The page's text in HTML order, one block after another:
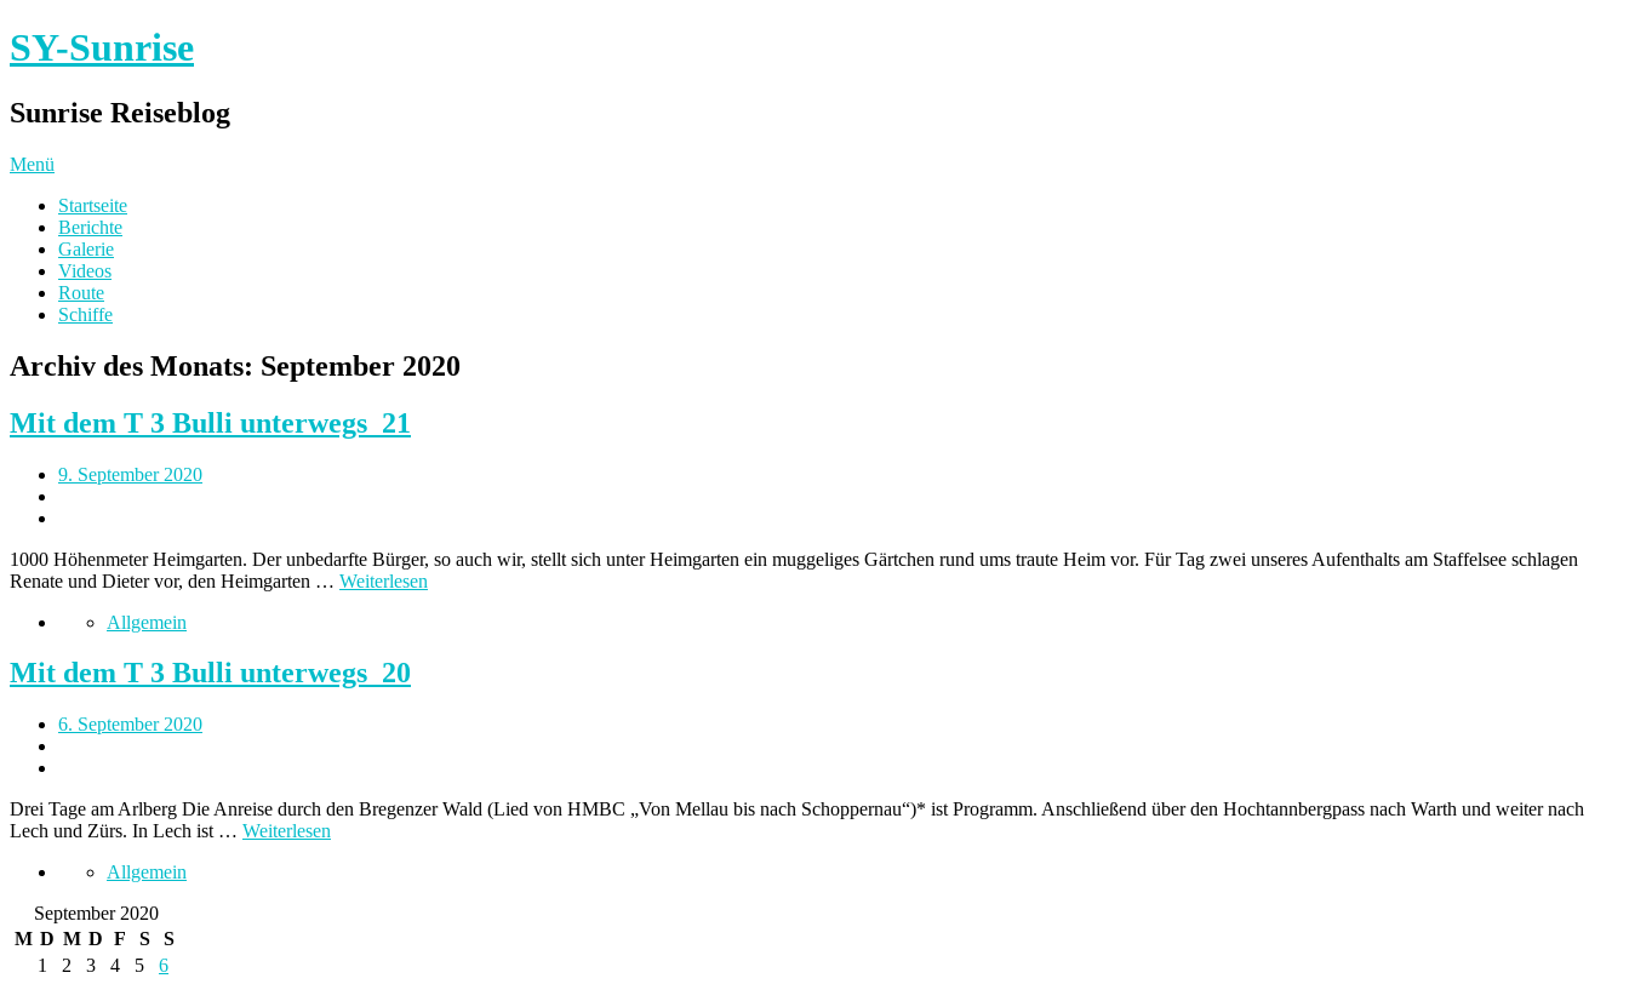
SY-Sunrise
Sunrise Reiseblog
Menü
Startseite
Berichte
Galerie
Videos
Route
Schiffe
Archiv des Monats: September 2020
Mit dem T 3 Bulli unterwegs_21
9. September 2020
1000 Höhenmeter Heimgarten. Der unbedarfte Bürger, so auch wir, stellt sich unter Heimgarten ein muggeliges Gärtchen rund ums traute Heim vor. Für Tag zwei unseres Aufenthalts am Staffelsee schlagen
Renate und Dieter vor, den Heimgarten … Weiterlesen
Allgemein
Mit dem T 3 Bulli unterwegs_20
6. September 2020
Drei Tage am Arlberg Die Anreise durch den Bregenzer Wald (Lied von HMBC „Von Mellau bis nach Schoppernau“)* ist Programm. Anschließend über den Hochtannbergpass nach Warth und weiter nach
Lech und Zürs. In Lech ist … Weiterlesen
Allgemein
September 2020
M D M D F S
S
1
2 3 4 5
6